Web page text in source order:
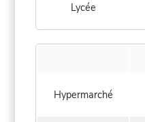
Lycée
Hypermarché